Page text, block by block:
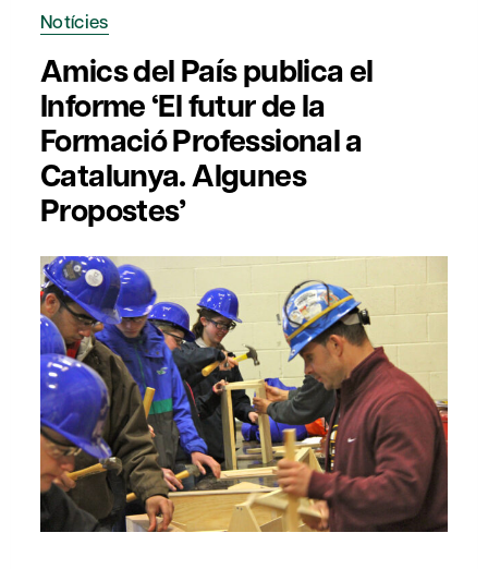
Notícies
Amics del País publica el
Informe ‘El futur de la
Formació Professional a
Catalunya. Algunes
Propostes’